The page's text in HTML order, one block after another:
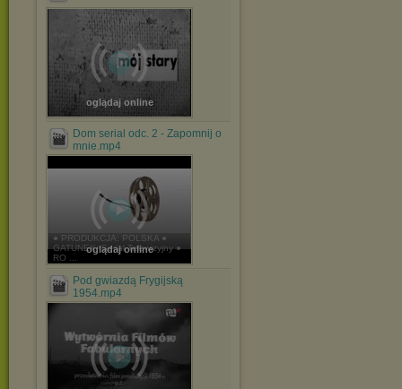
oglądaj online
Dom serial odc. 2 - Zapomnij o
mnie.mp4
oglądaj online
● PRODUKCJA: POLSKA ●
GATUNEK: Serial Telewizyjny ●
RO ...
Pod gwiazdą Frygijską
1954.mp4